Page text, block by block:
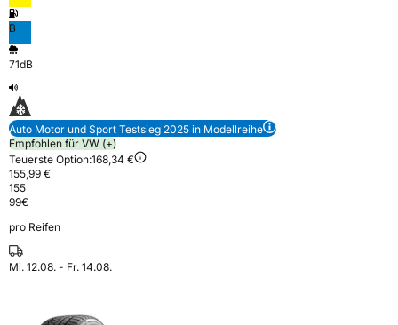
B
71dB
Auto Motor und Sport Testsieg 2025 in Modellreihe
Empfohlen für VW (+)
Teuerste Option:168,34 €
155,99 €
155
99€
pro Reifen
Mi. 12.08. - Fr. 14.08.